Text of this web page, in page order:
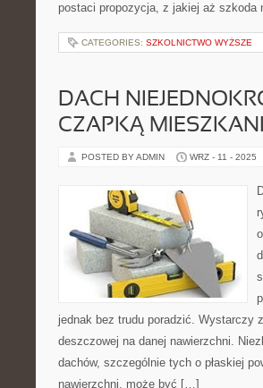
postaci propozycja, z jakiej aż
CATEGORIES: SZKOLNICTWO WYŻSZE
DACH
CZAPKĄ
POSTED BY ADMIN WRZ - 11 - 2025
jednak bez trudu poradzić. Wystarczy
deszczowej na danej nawierzchni.
dachów, szczególnie tych o płaskiej
nawierzchni, może być […]